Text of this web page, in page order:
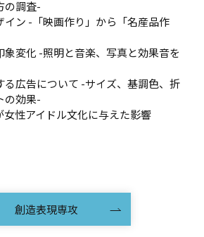
の調査-
イン -「映画作り」から「名産品作
象変化 -照明と音楽、写真と効果音を
る広告について -サイズ、基調色、折
の効果-
女性アイドル文化に与えた影響
創造表現専攻